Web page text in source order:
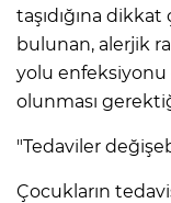
taşıdığına
bulunan, alerjik
yolu
olunması
"Tedaviler
Çocukların